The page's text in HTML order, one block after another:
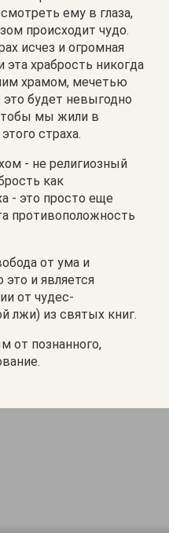
ему в глаза,
происходит чудо.
исчез и огромная
эта храбрость никогда
храмом, мечетью
будет невыгодно
мы жили в
страха.
- не религиозный
как
- это просто еще
противоположность
от ума и
это и является
от чудес-
лжи) из святых книг.
от познанного,